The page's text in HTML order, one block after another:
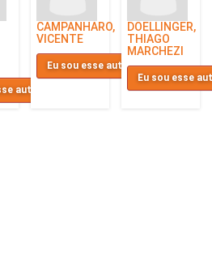
autor
CAMPANHARO,
VICENTE
Eu sou esse autor
DOELLINGER,
THIAGO
MARCHEZI
Eu sou esse